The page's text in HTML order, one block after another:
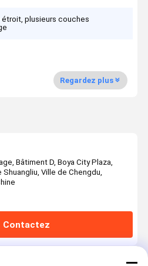
étroit, plusieurs couches
Regardez plus
Bâtiment D, Boya City Plaza,
Ville de Chengdu,
Contactez